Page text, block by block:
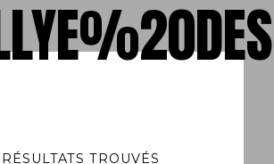
RÉSULTATS TROUVÉS